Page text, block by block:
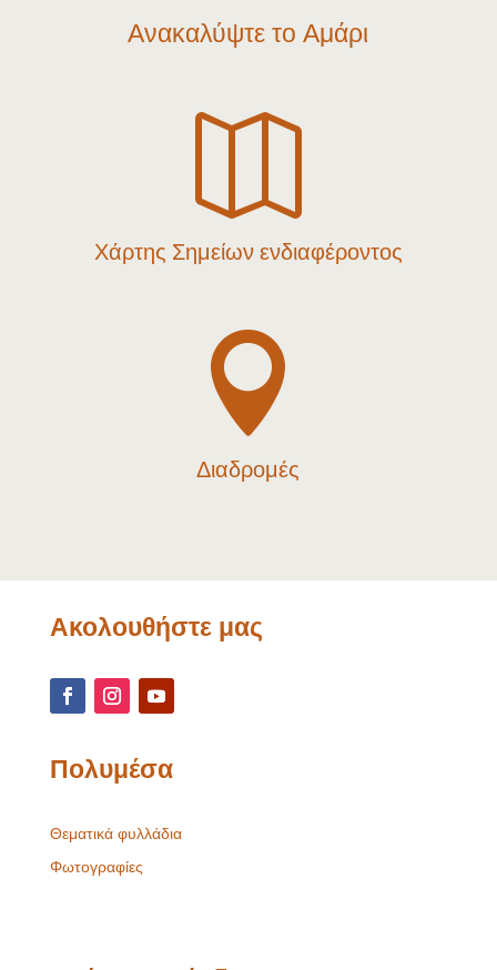
Ανακαλύψτε το Αμάρι

Χάρτης Σημείων ενδιαφέροντος

Διαδρομές
Ακολουθήστε μας
Πολυμέσα
Θεματικά φυλλάδια
Φωτογραφίες